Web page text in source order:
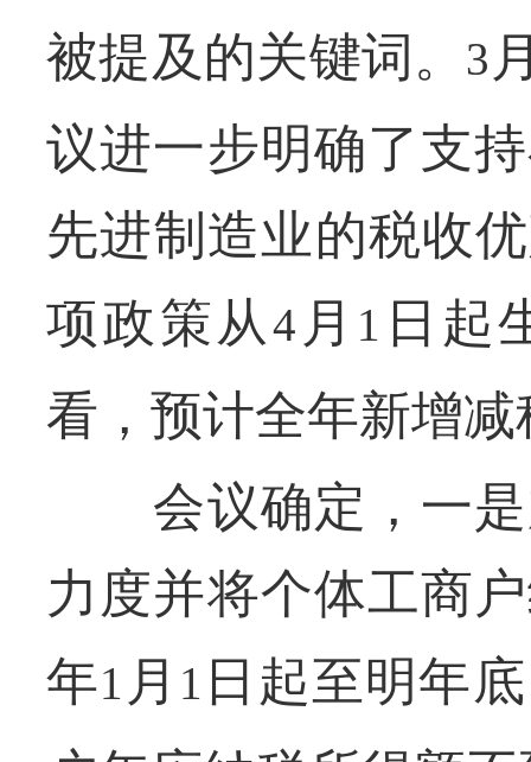
被提及的关键词。 3
议进一步明确了支
先进制造业的税收
项政策从 4 月 1 日起
看，预计全年新增减
会议确定，一是
力度并将个体工商
年1 月 1 日起至明年